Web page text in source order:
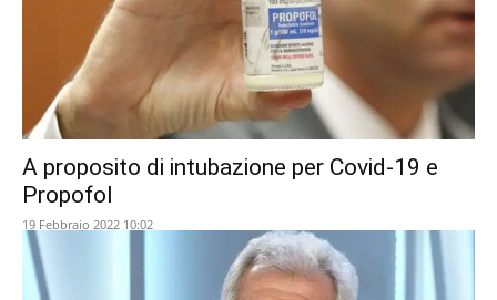
A proposito di intubazione per Covid-19 e
Propofol
19 Febbraio 2022 10:02